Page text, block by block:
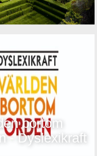
bortom
- Dyslexikraft